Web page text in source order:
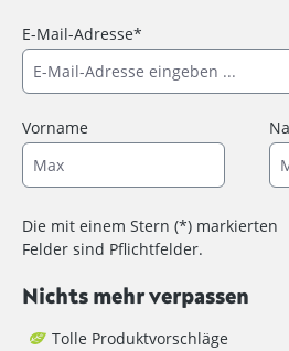
E-Mail-Adresse*
Vorname
Die mit einem Stern (*) markierten
Felder sind Pflichtfelder.
Nichts mehr verpassen
Tolle Produktvorschläge